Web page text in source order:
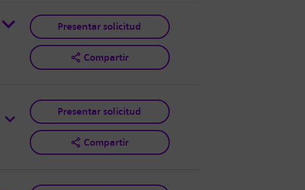
Presentar solicitud
Compartir
Presentar solicitud
Compartir